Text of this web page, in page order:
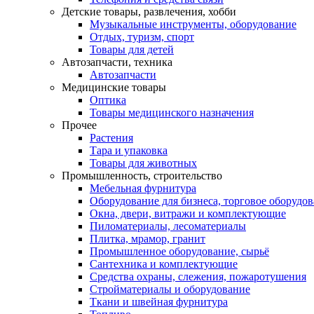
Детские товары, развлечения, хобби
Музыкальные инструменты, оборудование
Отдых, туризм, спорт
Товары для детей
Автозапчасти, техника
Автозапчасти
Медицинские товары
Оптика
Товары медицинского назначения
Прочее
Растения
Тара и упаковка
Товары для животных
Промышленность, строительство
Мебельная фурнитура
Оборудование для бизнеса, торговое
Окна, двери, витражи и комплектующие
Пиломатериалы, лесоматериалы
Плитка, мрамор, гранит
Промышленное оборудование, сырьё
Сантехника и комплектующие
Средства охраны, слежения, пожаротушения
Стройматериалы и оборудование
Ткани и швейная фурнитура